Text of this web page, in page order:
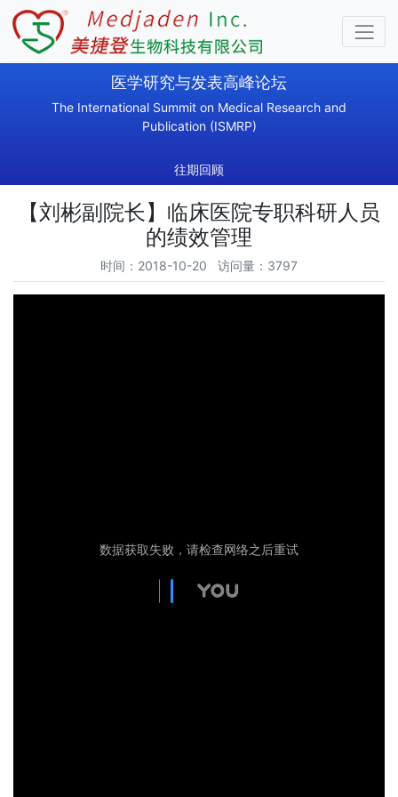
医学研究与发表高峰论坛
The International Summit on Medical Research and
Publication (ISMRP)
往期回顾
【刘彬副院长】临床医院专职科研人员
的绩效管理
时间：2018-10-20 访问量：3797